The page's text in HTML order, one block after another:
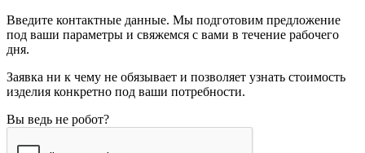
Введите контактные данные. Мы подготовим предложение
под ваши параметры и свяжемся с вами в течение рабочего
дня.
Заявка ни к чему не обязывает и позволяет узнать стоимость
изделия конкретно под ваши потребности.
Вы ведь не робот?